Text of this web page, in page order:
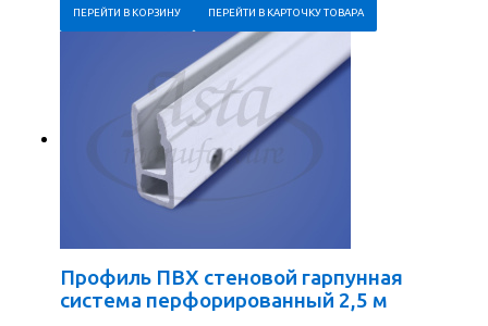
ПЕРЕЙТИ В КОРЗИНУ ПЕРЕЙТИ В КАРТОЧКУ ТОВАРА
Профиль ПВХ стеновой гарпунная
система перфорированный 2,5 м